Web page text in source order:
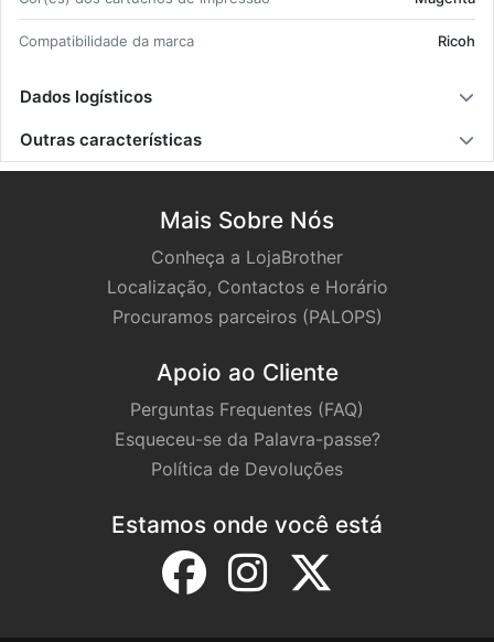
Com­pa­ti­bi­li­dade da marca Ricoh
Dados logísticos
Outras características
Mais Sobre Nós
Conheça a LojaBrother
Localização, Contactos e Horário
Procuramos parceiros (PALOPS)
Apoio ao Cliente
Perguntas Frequentes (FAQ)
Esqueceu-se da Palavra-passe?
Política de Devoluções
Estamos onde você está